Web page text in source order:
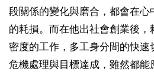
段關係的變化與磨合，都會在心
的耗損。而在他出社會創業後，
密度的工作，多工身分間的快速
危機處理與目標達成，雖然都能